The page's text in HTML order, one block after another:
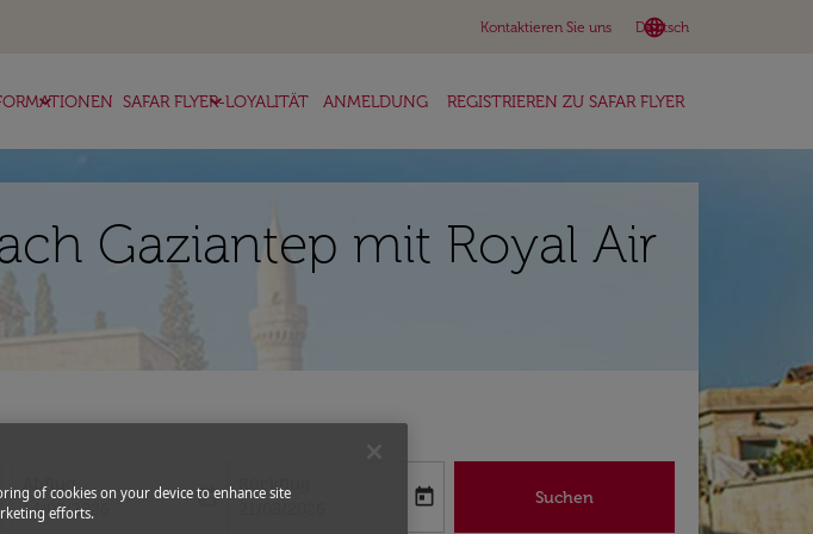
Kontaktieren Sie uns language
Deutsch
keyboard_arrow_down
keyboard_arrow_down SAFAR FLYER-LOYALITÄT
keyboard_arrow_down ANMELDUNG REGISTRIEREN ZU SAFAR FLYER
Gaziantep mit Royal Air
Abflug
fc-booking-departure-date-aria-label
14/08/2026
today
Rückflug
fc-booking-return-date-aria-label
today Suchen
of cookies on your device to enhance site
efforts.